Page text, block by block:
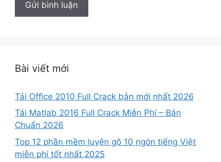
Bài viết mới
Tải Office 2010 Full Crack bản mới nhất 2026
Tải Matlab 2016 Full Crack Miễn Phí – Bản
Chuẩn 2026
Top 12 phần mềm luyện gõ 10 ngón tiếng Việt
miễn phí tốt nhất 2025